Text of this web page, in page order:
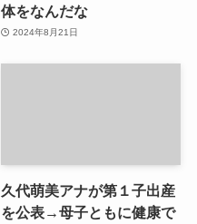
体をなんだな
2024年8月21日
久代萌美アナが第１子出産
を公表→母子ともに健康で